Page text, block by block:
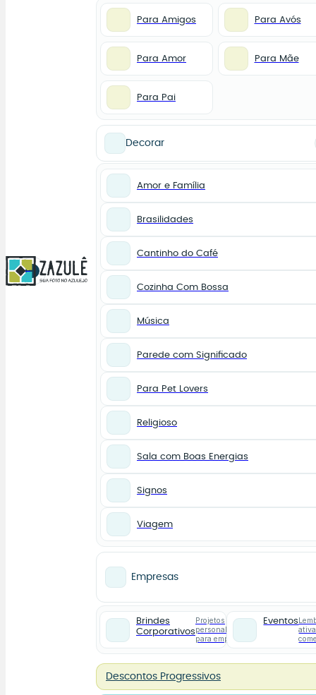
0
Para Amigos Para Avós
Para Amor Para Mãe
Para Pai
Decorar
Amor e Família
Brasilidades
Cantinho do Café
Cozinha Com Bossa
Música
Parede com Significado
Para Pet Lovers
Religioso
Sala com Boas Energias
Signos
Viagem
Empresas
Brindes
Corporativos
Projetos
personalizados
para empresas
Eventos
Descontos Progressivos